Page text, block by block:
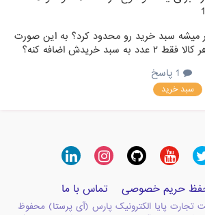
میشه سبد خرید رو محدود کرد؟ به این صورت
خریدش اضافه کنه؟
سبد خرید
حریم خصوصی تماس با ما
تجارت پایا الکترونیک پارس (آی پرستا) محفوظ